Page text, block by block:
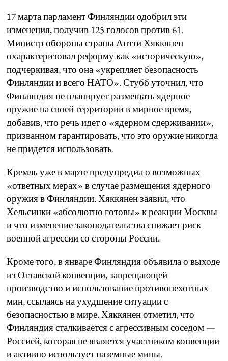
17 марта парламент Финляндии одобрил эти
изменения, получив 125 голосов против 61.
Министр обороны страны Антти Хяккянен
охарактеризовал реформу как «историческую»,
подчеркивая, что она «укрепляет безопасность
Финляндии и всего НАТО». Стубб уточнил, что
Финляндия не планирует размещать ядерное
оружие на своей территории в мирное время,
добавив, что речь идет о «ядерном сдерживании»,
призванном гарантировать, что это оружие никогда
не придется использовать.
Кремль уже в марте предупредил о возможных
«ответных мерах» в случае размещения ядерного
оружия в Финляндии. Хяккянен заявил, что
Хельсинки «абсолютно готовы» к реакции Москвы
и что изменение законодательства снижает риск
военной агрессии со стороны России.
Кроме того, в январе Финляндия объявила о выходе
из Оттавской конвенции, запрещающей
производство и использование противопехотных
мин, ссылаясь на ухудшение ситуации с
безопасностью в мире. Хяккянен отметил, что
Финляндия сталкивается с агрессивным соседом —
Россией, которая не является участником конвенции
и активно использует наземные мины.